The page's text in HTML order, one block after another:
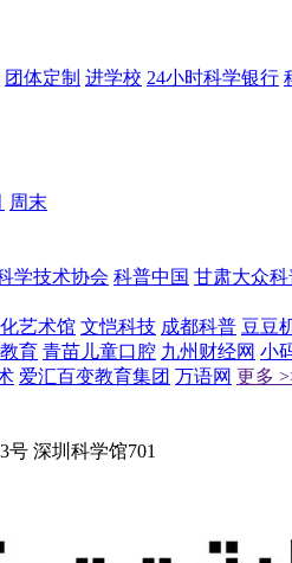
团体定制 进学校 24小时科学银行
周末
学技术协会 科普中国 甘肃大众科
艺术馆 文恺科技 成都科普 豆豆
育 青苗儿童口腔 九州财经网 小
爱汇百变教育集团 万语网 更多
号 深圳科学馆701